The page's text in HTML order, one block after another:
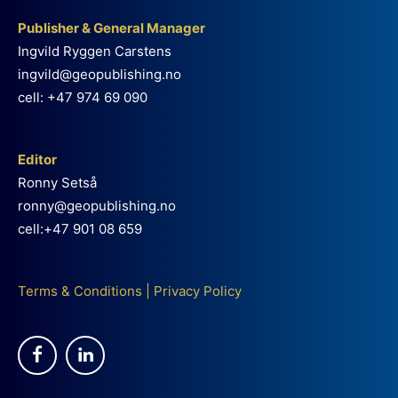
Publisher & General Manager
Ingvild Ryggen Carstens
ingvild@geopublishing.no
cell: +47 974 69 090
Editor
Ronny Setså
ronny@geopublishing.no
cell:+47 901 08 659
Terms & Conditions Privacy Policy